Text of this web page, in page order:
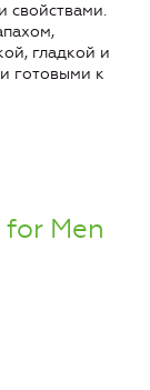
свойствами.
гладкой и
готовыми к
Men